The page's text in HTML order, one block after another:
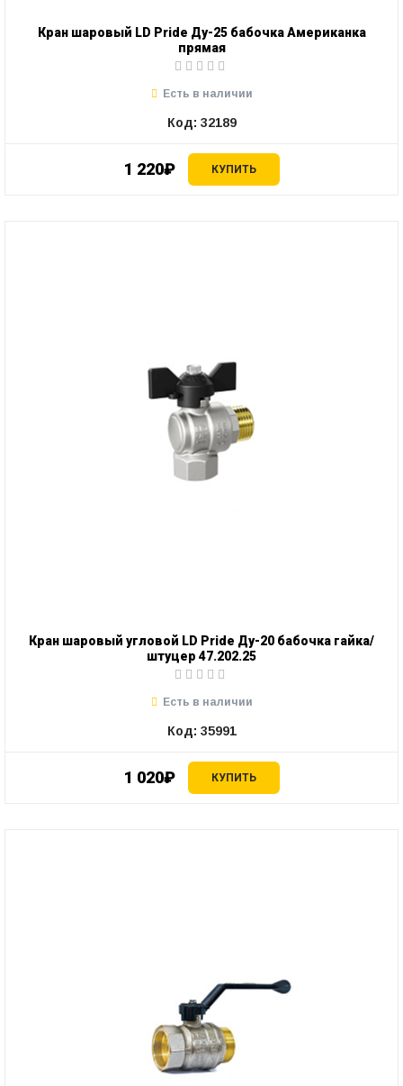
Кран шаровый LD Pride Ду-25 бабочка Американка
прямая
1 220₽ КУПИТЬ
Есть в наличии
Код: 32189
Кран шаровый угловой LD Pride Ду-20 бабочка гайка/
штуцер 47.202.25
1 020₽ КУПИТЬ
Есть в наличии
Код: 35991